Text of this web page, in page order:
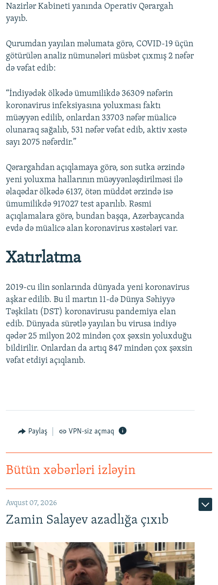
Nazirlər Kabineti yanında Operativ Qərargah
yayıb.
Qurumdan yayılan məlumata görə, COVID-19 üçün
götürülən analiz nümunələri müsbət çıxmış 2 nəfər
də vəfat edib:
“İndiyədək ölkədə ümumilikdə 36309 nəfərin
koronavirus infeksiyasına yoluxması faktı
müəyyən edilib, onlardan 33703 nəfər müalicə
olunaraq sağalıb, 531 nəfər vəfat edib, aktiv xəstə
sayı 2075 nəfərdir.”
Qərargahdan açıqlamaya görə, son sutka ərzində
yeni yoluxma hallarının müəyyənləşdirilməsi ilə
əlaqədar ölkədə 6137, ötən müddət ərzində isə
ümumilikdə 917027 test aparılıb. Rəsmi
açıqlamalara görə, bundan başqa, Azərbaycanda
evdə də müalicə alan koronavirus xəstələri var.
Xatırlatma
2019-cu ilin sonlarında dünyada yeni koronavirus
aşkar edilib. Bu il martın 11-də Dünya Səhiyyə
Təşkilatı (DST) koronavirusu pandemiya elan
edib. Dünyada sürətlə yayılan bu virusa indiyə
qədər 25 milyon 202 mindən çox şəxsin yoluxduğu
bildirilir. Onlardan da artıq 847 mindən çox şəxsin
vəfat etdiyi açıqlanıb.
Paylaş VPN-siz açmaq
Bütün xəbərləri izləyin
Avqust 07, 2026
Zamin Salayev azadlığa çıxıb